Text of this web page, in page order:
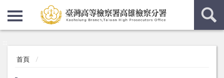
首頁